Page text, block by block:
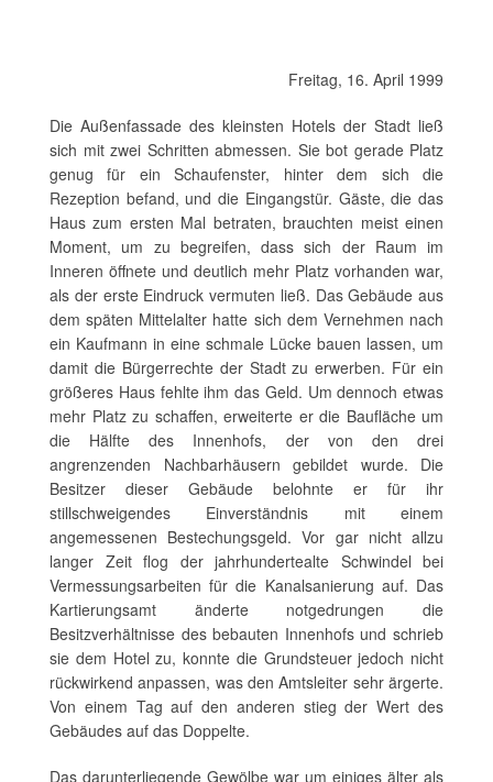
Freitag, 16. April 1999
Die Außenfassade des kleinsten Hotels der Stadt ließ
sich mit zwei Schritten abmessen. Sie bot gerade Platz
genug für ein Schaufenster, hinter dem sich die
Rezeption befand, und die Eingangstür. Gäste, die das
Haus zum ersten Mal betraten, brauchten meist einen
Moment, um zu begreifen, dass sich der Raum im
Inneren öffnete und deutlich mehr Platz vorhanden war,
als der erste Eindruck vermuten ließ. Das Gebäude aus
dem späten Mittelalter hatte sich dem Vernehmen nach
ein Kaufmann in eine schmale Lücke bauen lassen, um
damit die Bürgerrechte der Stadt zu erwerben. Für ein
größeres Haus fehlte ihm das Geld. Um dennoch etwas
mehr Platz zu schaffen, erweiterte er die Baufläche um
die Hälfte des Innenhofs, der von den drei
angrenzenden Nachbarhäusern gebildet wurde. Die
Besitzer dieser Gebäude belohnte er für ihr
stillschweigendes Einverständnis mit einem
angemessenen Bestechungsgeld. Vor gar nicht allzu
langer Zeit flog der jahrhundertealte Schwindel bei
Vermessungsarbeiten für die Kanalsanierung auf. Das
Kartierungsamt änderte notgedrungen die
Besitzverhältnisse des bebauten Innenhofs und schrieb
sie dem Hotel zu, konnte die Grundsteuer jedoch nicht
rückwirkend anpassen, was den Amtsleiter sehr ärgerte.
Von einem Tag auf den anderen stieg der Wert des
Gebäudes auf das Doppelte.
Das darunterliegende Gewölbe war um einiges älter als